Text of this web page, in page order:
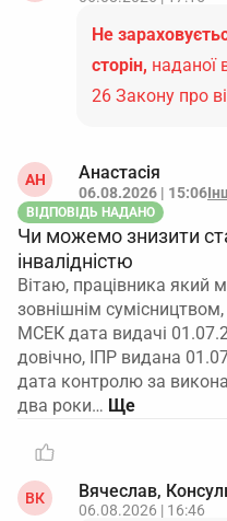
Не
сторін, наданої
26 Закону про
АН Анастасія
06.08.2026 | 15:06
ВІДПОВІДЬ НАДАНО
Чи можемо знизити
інвалідністю
Вітаю, працівника який
зовнішнім
МСЕК дата видачі
довічно, ІПР видана
дата контролю за
два роки…
ВК Вячеслав,
06.08.2026 | 16:46